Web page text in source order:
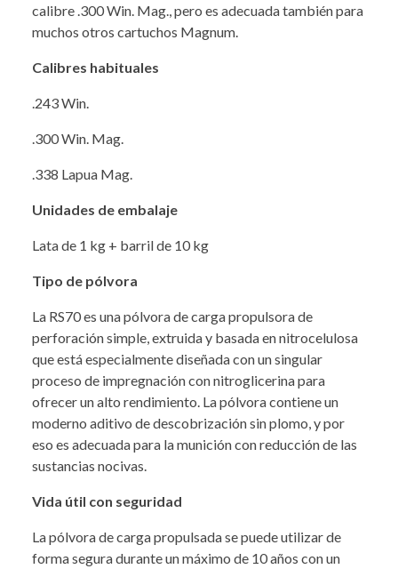
calibre .300 Win. Mag., pero es adecuada también para
muchos otros cartuchos Magnum.
Calibres habituales
.243 Win.
.300 Win. Mag.
.338 Lapua Mag.
Unidades de embalaje
Lata de 1 kg + barril de 10 kg
Tipo de pólvora
La RS70 es una pólvora de carga propulsora de
perforación simple, extruida y basada en nitrocelulosa
que está especialmente diseñada con un singular
proceso de impregnación con nitroglicerina para
ofrecer un alto rendimiento. La pólvora contiene un
moderno aditivo de descobrización sin plomo, y por
eso es adecuada para la munición con reducción de las
sustancias nocivas.
Vida útil con seguridad
La pólvora de carga propulsada se puede utilizar de
forma segura durante un máximo de 10 años con un